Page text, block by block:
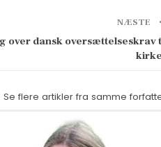
NÆSTE
over dansk oversættelseskrav
Se flere artikler fra samme